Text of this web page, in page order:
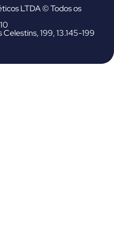
LTDA © Todos os
199, 13.145-199